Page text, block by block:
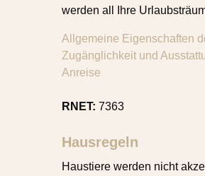
werden all Ihre
Allgemeine Eigenschaften
Zugänglichkeit und
Anreise
RNET: 7363
Hausregeln
Haustiere werden nicht